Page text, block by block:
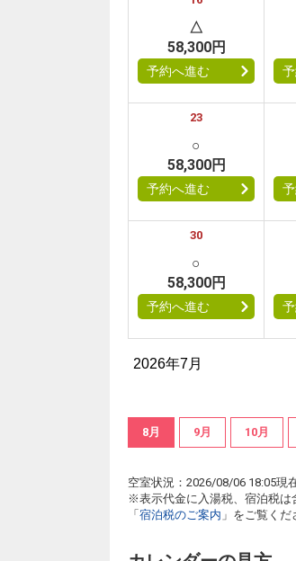
△
58,300円
予約へ進む
23
○
58,300円
予約へ進む
30
○
58,300円
予約へ進む
2026年7月
8月 9月 10月
空室状況：2026/08/06 18:05現
※表示代金に入湯税、宿泊税は
「 宿泊税のご案内 」をご覧くだ